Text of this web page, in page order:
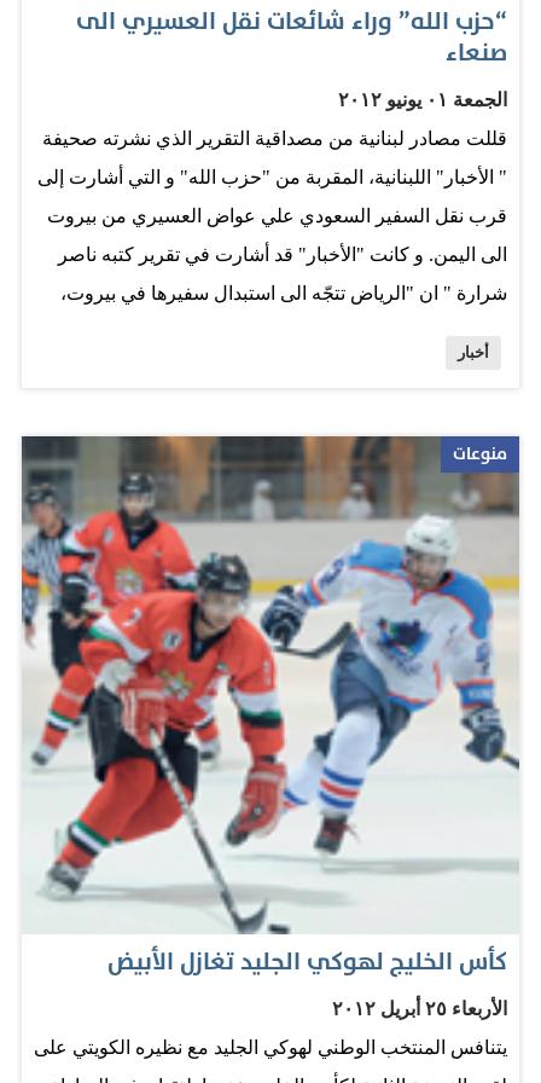
نقف في وجه الباحثين عن المعلومات". واضاف "لولا
الشبكات الاجتماعية لتعرضت الحركات المناهضة للاستبداد
“حزب الله” وراء شائعات نقل العسيري الى
صنعاء
الجمعة ٠١ يونيو ٢٠١٢
قللت مصادر لبنانية من مصداقية التقرير الذي نشرته صحيفة
" الأخبار" اللبنانية، المقربة من "حزب الله" و التي أشارت إلى
قرب نقل السفير السعودي علي عواض العسيري من بيروت
الى اليمن. و كانت "الأخبار" قد أشارت في تقرير كتبه ناصر
شرارة " ان "الرياض تتجّه الى استبدال سفيرها في بيروت،
و قد صاغت "الأخبار" هذا التقرير بما يتوافق مع ما يقال عن
الدور السعودي في "إستنهاض القوى السلفية" في لبنان لخلق
توازن قوى بين السنة و الشيعة و لمواجهة تهديدات حزب الله
التي تستغله قوى الحرس الثوري الإيراني لضرب مصالح
السعودية في لبنان. السفير العسيري أشتهر بنجاحه الكبير في
التعاطي مع الجماعات الدينية في باكستان، قبل تعينه سفيراً
للسعودية في لبنان، و هو "حصان رابح" في الدبلوماسية
السعودية و على علاقات وثيقة بصناع القرار في الرياض مما
يؤهله للعب دور هام في اليمن إذا ما إنتقل إليها سفيراً في ظل
تنامي دور القاعدة هناك. لكن دبلوماسي خليجي أكد لــ
"الهتلان بوست" شكوكه في نقل العسيري لليمن خاصة في
الوقت الراهن حيث تتأزم الأمور على الحدود السورية اللبنانية
أخبار
منوعات
كأس الخليج لهوكي الجليد تغازل الأبيض
الأربعاء ٢٥ أبريل ٢٠١٢
يتنافس المنتخب الوطني لهوكي الجليد مع نظيره الكويتي على